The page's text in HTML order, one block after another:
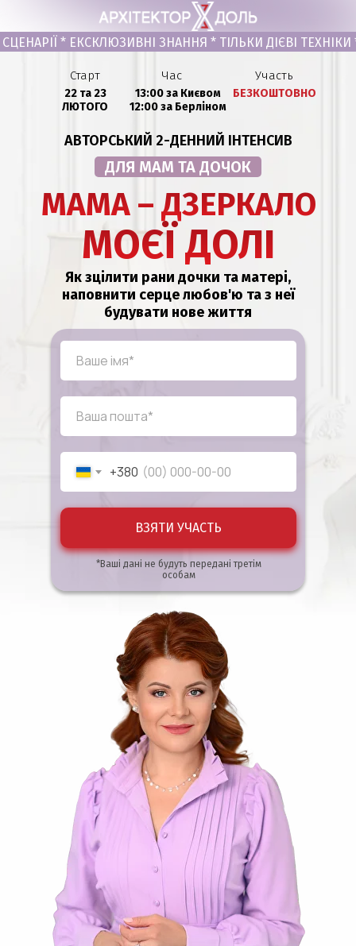
* ЕКСКЛЮЗИВНІ ЗНАННЯ * ТІЛЬКИ ДІЄВІ
Як зцілити рани дочки та матері,
наповнити серце любов'ю та з неї
будувати нове життя
АВТОРСЬКИЙ 2-ДЕННИЙ ІНТЕНСИВ
ДЛЯ МАМ ТА ДОЧОК
МОЄЇ ДОЛІ
22 та 23
ЛЮТОГО
Старт
13:00 за Києвом
12:00 за Берліном
Час
МАМА – ДЗЕРКАЛО
Участь
БЕЗКОШТОВНО
*Ваші дані не будуть передані третім
особам
+380
ВЗЯТИ УЧАСТЬ